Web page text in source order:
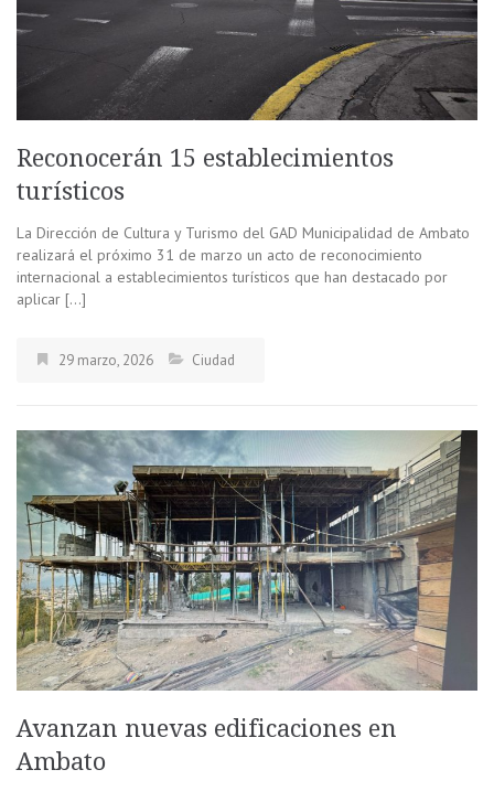
Reconocerán 15 establecimientos
turísticos
La Dirección de Cultura y Turismo del GAD Municipalidad de Ambato
realizará el próximo 31 de marzo un acto de reconocimiento
internacional a establecimientos turísticos que han destacado por
aplicar […]
29 marzo, 2026 Ciudad
Avanzan nuevas edificaciones en
Ambato